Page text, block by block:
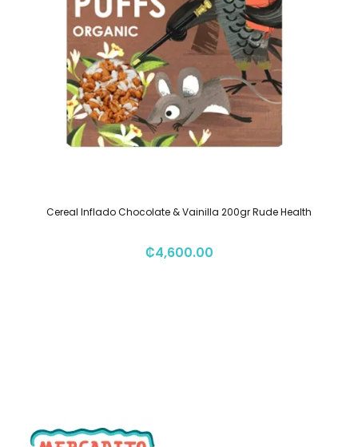
Cereal Inflado Chocolate & Vainilla 200gr Rude Health
₡4,600.00